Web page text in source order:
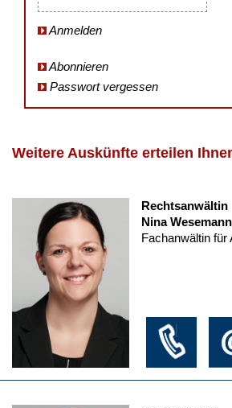
Anmelden
Abonnieren
Passwort vergessen
Weitere Auskünfte erteilen
Rechtsanwältin
Nina Wesemann
Fachanwältin für